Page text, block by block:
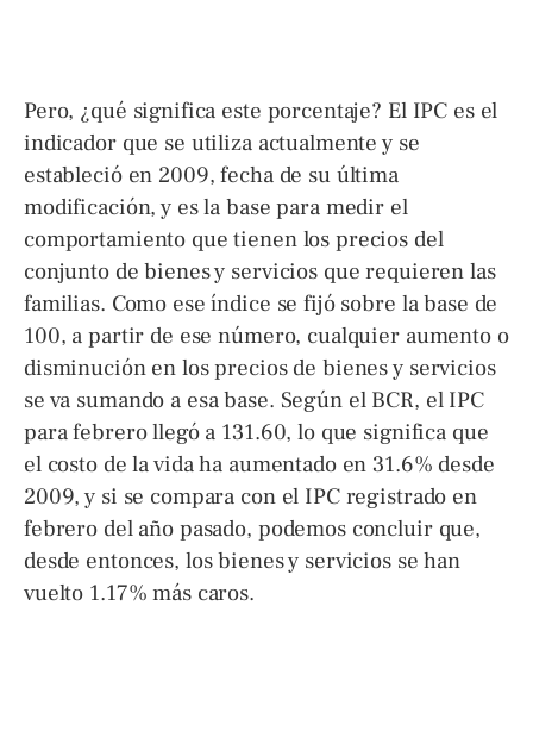
Pero, ¿qué significa este porcentaje? El IPC es el
indicador que se utiliza actualmente y se
estableció en 2009, fecha de su última
modificación, y es la base para medir el
comportamiento que tienen los precios del
conjunto de bienes y servicios que requieren las
familias. Como ese índice se fijó sobre la base de
100, a partir de ese número, cualquier aumento o
disminución en los precios de bienes y servicios
se va sumando a esa base. Según el BCR, el IPC
para febrero llegó a 131.60, lo que significa que
el costo de la vida ha aumentado en 31.6% desde
2009, y si se compara con el IPC registrado en
febrero del año pasado, podemos concluir que,
desde entonces, los bienes y servicios se han
vuelto 1.17% más caros.